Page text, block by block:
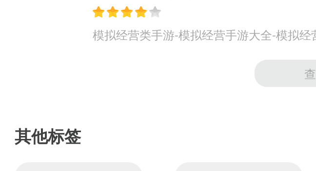
模拟经营类手游-模拟经营手游大全-模拟经
其他标签